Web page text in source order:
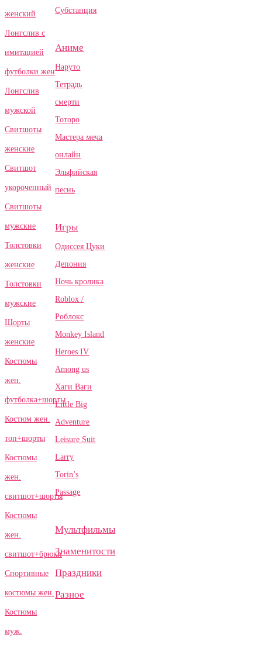
женский
Лонгслив с
имитацией
футболки жен
Лонгслив
мужской
Свитшоты
женские
Свитшот
укороченный
Свитшоты
мужские
Толстовки
женские
Толстовки
мужские
Шорты
женские
Костюмы
жен.
футболка+шорты
Костюм жен.
топ+шорты
Костюмы
жен.
свитшот+шорты
Костюмы
жен.
свитшот+брюки
Спортивные
костюмы жен.
Костюмы
муж.
Субстанция
Аниме
Наруто
Тетрадь
смерти
Тоторо
Мастера меча
онлайн
Эльфийская
песнь
Игры
Одиссея Цуки
Депония
Ночь кролика
Roblox /
Роблокс
Monkey Island
Heroes IV
Among us
Хаги Ваги
Little Big
Adventure
Leisure Suit
Larry
Torin’s
Passage
Мультфильмы
Знаменитости
Праздники
Разное